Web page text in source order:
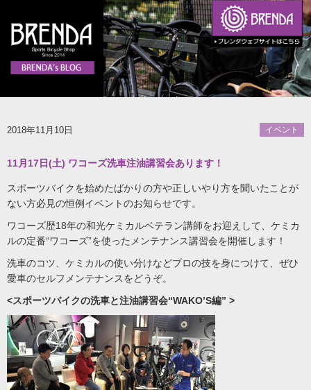
2018年11月10日 イベント
11月17日(土) ワコーズ洗車注油講習会あります！
スポーツバイクを始めたばかりの方や正しいやり方を聞いたことが
ない方必見の恒例イベントのお知らせです。
ワコーズ歴18年の和光ケミカルベテラン講師をお迎えして、ケミカ
ルの定番“ワコーズ”を使ったメンテナンス講習会を開催します！
洗車のコツ、ケミカルの使い分けなどプロの技を身につけて、ぜひ
愛車のセルフメンテナンスをどうぞ。
<スポーツバイクの洗車と注油講習会“WAKO’S編” >